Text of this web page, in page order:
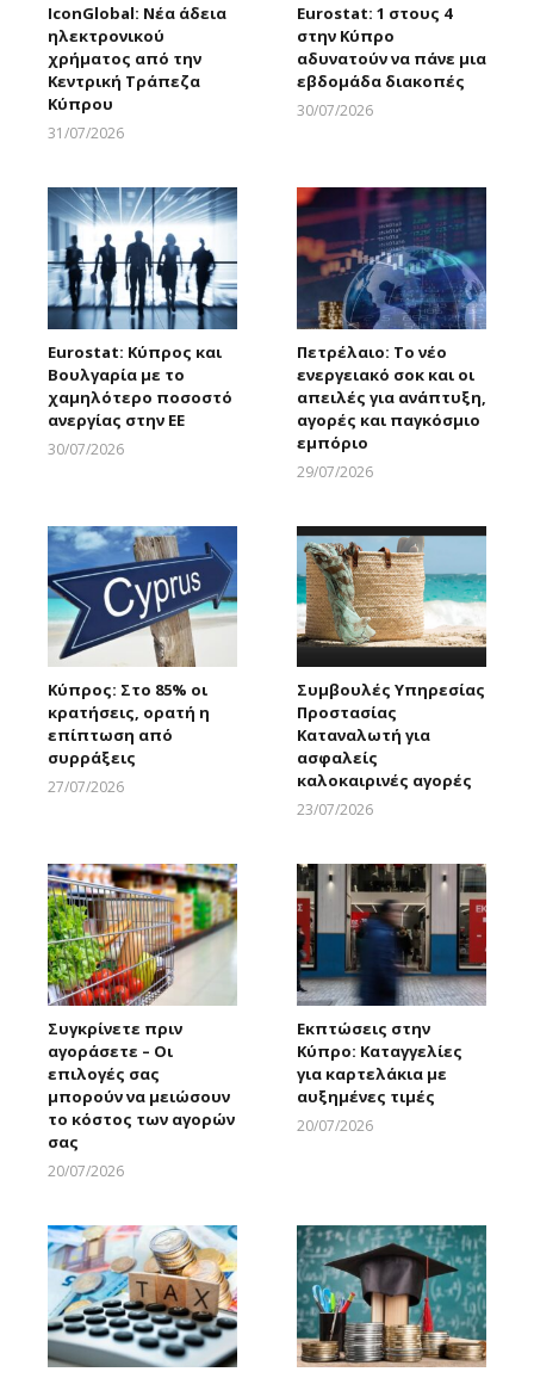
IconGlobal: Νέα άδεια
ηλεκτρονικού
χρήματος από την
Κεντρική Τράπεζα
Κύπρου
31/07/2026
Eurostat: 1 στους 4
στην Κύπρο
αδυνατούν να πάνε μια
εβδομάδα διακοπές
30/07/2026
Eurostat: Κύπρος και
Βουλγαρία με το
χαμηλότερο ποσοστό
ανεργίας στην ΕΕ
30/07/2026
Πετρέλαιο: Το νέο
ενεργειακό σοκ και οι
απειλές για ανάπτυξη,
αγορές και παγκόσμιο
εμπόριο
29/07/2026
Κύπρος: Στο 85% οι
κρατήσεις, ορατή η
επίπτωση από
συρράξεις
27/07/2026
Συμβουλές Υπηρεσίας
Προστασίας
Καταναλωτή για
ασφαλείς
καλοκαιρινές αγορές
23/07/2026
Συγκρίνετε πριν
αγοράσετε – Οι
επιλογές σας
μπορούν να μειώσουν
το κόστος των αγορών
σας
20/07/2026
Εκπτώσεις στην
Κύπρο: Καταγγελίες
για καρτελάκια με
αυξημένες τιμές
20/07/2026